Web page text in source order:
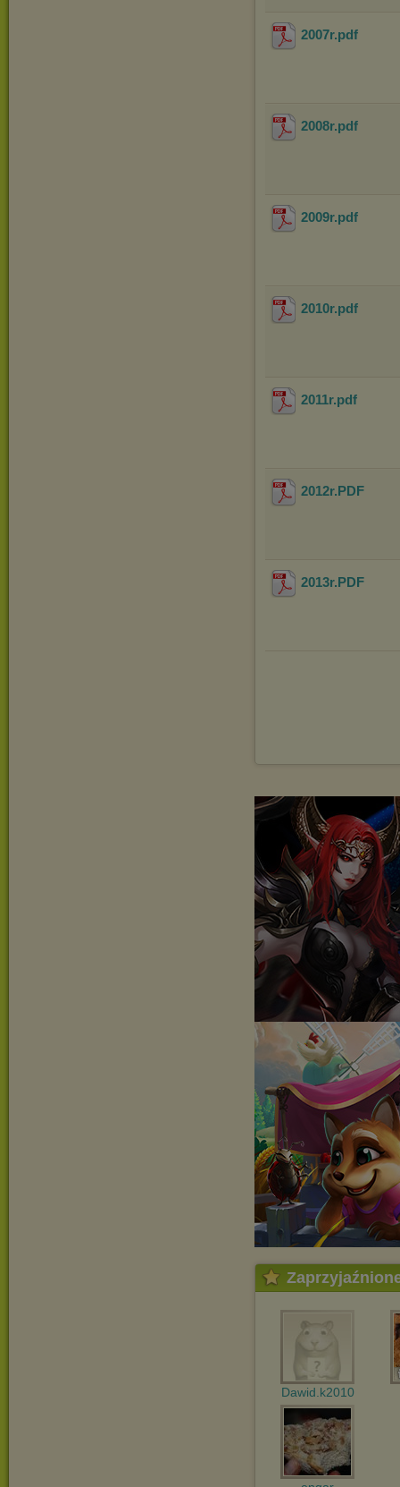
2007r.pdf
2008r.pdf
2009r.pdf
2010r.pdf
2011r.pdf
2012r.PDF
2013r.PDF
Dawid.k2010